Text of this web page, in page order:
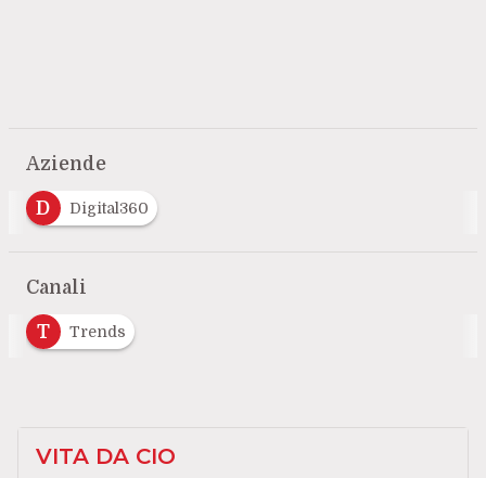
Aziende
D Digital360
Canali
T Trends
VITA DA CIO